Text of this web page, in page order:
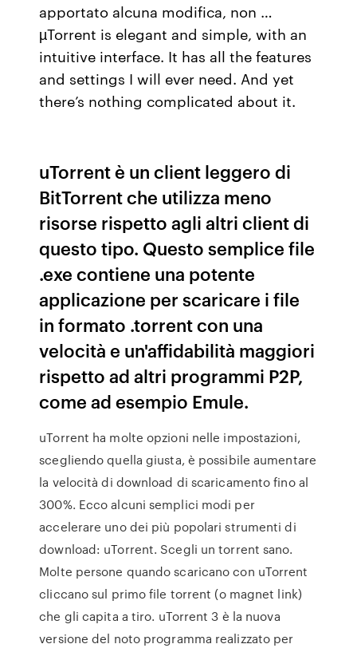
apportato alcuna modifica, non …
µTorrent is elegant and simple, with an
intuitive interface. It has all the features
and settings I will ever need. And yet
there’s nothing complicated about it.
uTorrent è un client leggero di
BitTorrent che utilizza meno
risorse rispetto agli altri client di
questo tipo. Questo semplice file
.exe contiene una potente
applicazione per scaricare i file
in formato .torrent con una
velocità e un'affidabilità maggiori
rispetto ad altri programmi P2P,
come ad esempio Emule.
uTorrent ha molte opzioni nelle impostazioni,
scegliendo quella giusta, è possibile aumentare
la velocità di download di scaricamento fino al
300%. Ecco alcuni semplici modi per
accelerare uno dei più popolari strumenti di
download: uTorrent. Scegli un torrent sano.
Molte persone quando scaricano con uTorrent
cliccano sul primo file torrent (o magnet link)
che gli capita a tiro. uTorrent 3 è la nuova
versione del noto programma realizzato per